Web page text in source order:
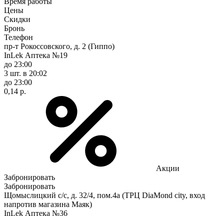
Цены
Скидки
Бронь
Телефон
пр-т Рокоссовского, д. 2 (Гиппо)
InLek Аптека №19
до 23:00
3 шт. в 20:02
до 23:00
0,14 р.
Акции
Забронировать
Забронировать
Щомыслицкий с/с, д. 32/4, пом.4а (ТРЦ DiaMond city, вход
напротив магазина Маяк)
InLek Аптека №36